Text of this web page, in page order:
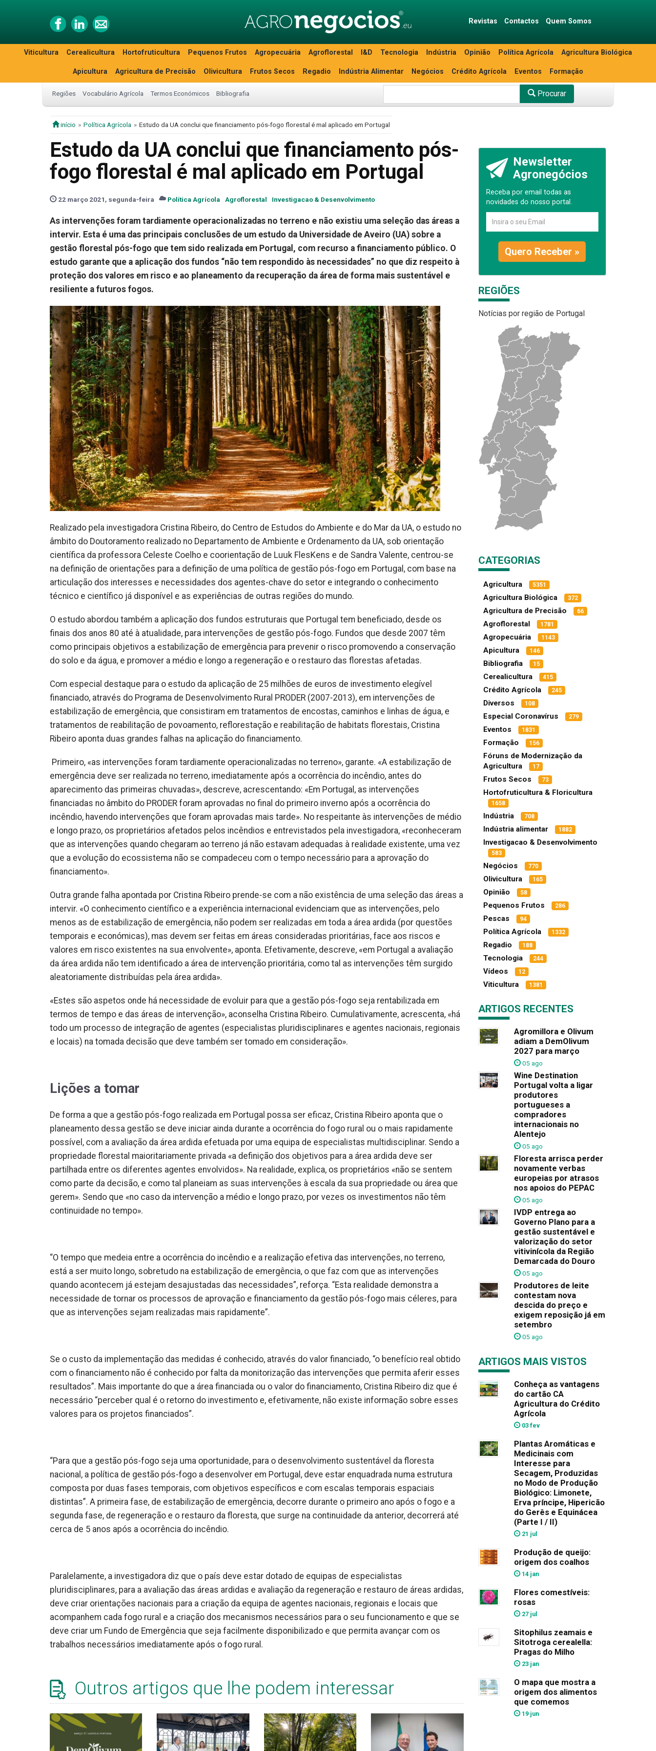
Revistas Contactos Quem Somos
Viticultura Cerealicultura Hortofruticultura Pequenos Frutos Agropecuária Agroflorestal I&D Tecnologia Indústria Opinião Política Agrícola Agricultura Biológica
Apicultura Agricultura de Precisão Olivicultura Frutos Secos Regadio Indústria Alimentar Negócios Crédito Agrícola Eventos Formação
Regiões Vocabulário Agrícola Termos Económicos Bibliografia Procurar
início Política Agrícola Estudo da UA conclui que financiamento pós-fogo florestal é mal aplicado em Portugal
Estudo da UA conclui que financiamento pós-
fogo florestal é mal aplicado em Portugal
22 março 2021, segunda-feira Política Agrícola Agroflorestal Investigacao & Desenvolvimento
As intervenções foram tardiamente operacionalizadas no terreno e não existiu uma seleção das áreas a
intervir. Esta é uma das principais conclusões de um estudo da Universidade de Aveiro (UA) sobre a
gestão florestal pós-fogo que tem sido realizada em Portugal, com recurso a financiamento público. O
estudo garante que a aplicação dos fundos “não tem respondido às necessidades” no que diz respeito à
proteção dos valores em risco e ao planeamento da recuperação da área de forma mais sustentável e
resiliente a futuros fogos.
Realizado pela investigadora Cristina Ribeiro, do Centro de Estudos do Ambiente e do Mar da UA, o estudo no
âmbito do Doutoramento realizado no Departamento de Ambiente e Ordenamento da UA, sob orientação
científica da professora Celeste Coelho e coorientação de Luuk FlesKens e de Sandra Valente, centrou-se
na definição de orientações para a definição de uma política de gestão pós-fogo em Portugal, com base na
articulação dos interesses e necessidades dos agentes-chave do setor e integrando o conhecimento
técnico e científico já disponível e as experiências de outras regiões do mundo.
O estudo abordou também a aplicação dos fundos estruturais que Portugal tem beneficiado, desde os
finais dos anos 80 até à atualidade, para intervenções de gestão pós-fogo. Fundos que desde 2007 têm
como principais objetivos a estabilização de emergência para prevenir o risco promovendo a conservação
do solo e da água, e promover a médio e longo a regeneração e o restauro das florestas afetadas.
Com especial destaque para o estudo da aplicação de 25 milhões de euros de investimento elegível
financiado, através do Programa de Desenvolvimento Rural PRODER (2007-2013), em intervenções de
estabilização de emergência, que consistiram em tratamentos de encostas, caminhos e linhas de água, e
tratamentos de reabilitação de povoamento, reflorestação e reabilitação de habitats florestais, Cristina
Ribeiro aponta duas grandes falhas na aplicação do financiamento.
Primeiro, «as intervenções foram tardiamente operacionalizadas no terreno», garante. «A estabilização de
emergência deve ser realizada no terreno, imediatamente após a ocorrência do incêndio, antes do
aparecimento das primeiras chuvadas», descreve, acrescentando: «Em Portugal, as intervenções
financiadas no âmbito do PRODER foram aprovadas no final do primeiro inverno após a ocorrência do
incêndio, havendo intervenções que foram aprovadas mais tarde». No respeitante às intervenções de médio
e longo prazo, os proprietários afetados pelos incêndios e entrevistados pela investigadora, «reconheceram
que as intervenções quando chegaram ao terreno já não estavam adequadas à realidade existente, uma vez
que a evolução do ecossistema não se compadeceu com o tempo necessário para a aprovação do
financiamento».
Outra grande falha apontada por Cristina Ribeiro prende-se com a não existência de uma seleção das áreas a
intervir. «O conhecimento científico e a experiência internacional evidenciam que as intervenções, pelo
menos as de estabilização de emergência, não podem ser realizadas em toda a área ardida (por questões
temporais e económicas), mas devem ser feitas em áreas consideradas prioritárias, face aos riscos e
valores em risco existentes na sua envolvente», aponta. Efetivamente, descreve, «em Portugal a avaliação
da área ardida não tem identificado a área de intervenção prioritária, como tal as intervenções têm surgido
aleatoriamente distribuídas pela área ardida».
«Estes são aspetos onde há necessidade de evoluir para que a gestão pós-fogo seja rentabilizada em
termos de tempo e das áreas de intervenção», aconselha Cristina Ribeiro. Cumulativamente, acrescenta, «há
todo um processo de integração de agentes (especialistas pluridisciplinares e agentes nacionais, regionais
e locais) na tomada decisão que deve também ser tomado em consideração».
Lições a tomar
De forma a que a gestão pós-fogo realizada em Portugal possa ser eficaz, Cristina Ribeiro aponta que o
planeamento dessa gestão se deve iniciar ainda durante a ocorrência do fogo rural ou o mais rapidamente
possível, com a avaliação da área ardida efetuada por uma equipa de especialistas multidisciplinar. Sendo a
propriedade florestal maioritariamente privada «a definição dos objetivos para a área ardida deve ser
partilhada entre os diferentes agentes envolvidos». Na realidade, explica, os proprietários «não se sentem
como parte da decisão, e como tal planeiam as suas intervenções à escala da sua propriedade ou área que
gerem». Sendo que «no caso da intervenção a médio e longo prazo, por vezes os investimentos não têm
continuidade no tempo».
“O tempo que medeia entre a ocorrência do incêndio e a realização efetiva das intervenções, no terreno,
está a ser muito longo, sobretudo na estabilização de emergência, o que faz com que as intervenções
quando acontecem já estejam desajustadas das necessidades”, reforça. “Esta realidade demonstra a
necessidade de tornar os processos de aprovação e financiamento da gestão pós-fogo mais céleres, para
que as intervenções sejam realizadas mais rapidamente”.
Se o custo da implementação das medidas é conhecido, através do valor financiado, “o benefício real obtido
com o financiamento não é conhecido por falta da monitorização das intervenções que permita aferir esses
resultados”. Mais importante do que a área financiada ou o valor do financiamento, Cristina Ribeiro diz que é
necessário “perceber qual é o retorno do investimento e, efetivamente, não existe informação sobre esses
valores para os projetos financiados”.
“Para que a gestão pós-fogo seja uma oportunidade, para o desenvolvimento sustentável da floresta
nacional, a política de gestão pós-fogo a desenvolver em Portugal, deve estar enquadrada numa estrutura
composta por duas fases temporais, com objetivos específicos e com escalas temporais espaciais
distintas”. A primeira fase, de estabilização de emergência, decorre durante o primeiro ano após o fogo e a
segunda fase, de regeneração e o restauro da floresta, que surge na continuidade da anterior, decorrerá até
cerca de 5 anos após a ocorrência do incêndio.
Paralelamente, a investigadora diz que o país deve estar dotado de equipas de especialistas
pluridisciplinares, para a avaliação das áreas ardidas e avaliação da regeneração e restauro de áreas ardidas,
deve criar orientações nacionais para a criação da equipa de agentes nacionais, regionais e locais que
acompanhem cada fogo rural e a criação dos mecanismos necessários para o seu funcionamento e que se
deve criar um Fundo de Emergência que seja facilmente disponibilizado e que permita avançar com os
trabalhos necessários imediatamente após o fogo rural.
Outros artigos que lhe podem interessar
Newsletter
Agronegócios
Receba por email todas as
novidades do nosso portal.
Quero Receber »
REGIÕES
Notícias por região de Portugal
CATEGORIAS
Agricultura 5351
Agricultura Biológica 372
Agricultura de Precisão 66
Agroflorestal 1781
Agropecuária 1143
Apicultura 146
Bibliografia 15
Cerealicultura 415
Crédito Agrícola 245
Diversos 108
Especial Coronavírus 279
Eventos 1831
Formação 156
Fóruns de Modernização da
Agricultura
17
Frutos Secos 73
Hortofruticultura & Floricultura
1658
Indústria 708
Indústria alimentar 1882
Investigacao & Desenvolvimento
583
Negócios 770
Olivicultura 165
Opinião 58
Pequenos Frutos 286
Pescas 94
Política Agrícola 1332
Regadio 188
Tecnologia 244
Vídeos 12
Viticultura 1381
ARTIGOS RECENTES
Agromillora e Olivum
adiam a DemOlivum
2027 para março
05 ago
Wine Destination
Portugal volta a ligar
produtores
portugueses a
compradores
internacionais no
Alentejo
05 ago
Floresta arrisca perder
novamente verbas
europeias por atrasos
nos apoios do PEPAC
05 ago
IVDP entrega ao
Governo Plano para a
gestão sustentável e
valorização do setor
vitivinícola da Região
Demarcada do Douro
05 ago
Produtores de leite
contestam nova
descida do preço e
exigem reposição já em
setembro
05 ago
ARTIGOS MAIS VISTOS
Conheça as vantagens
do cartão CA
Agricultura do Crédito
Agrícola
03 fev
Plantas Aromáticas e
Medicinais com
Interesse para
Secagem, Produzidas
no Modo de Produção
Biológico: Limonete,
Erva príncipe, Hipericão
do Gerês e Equinácea
(Parte I / II)
21 jul
Produção de queijo:
origem dos coalhos
14 jan
Flores comestíveis:
rosas
27 jul
Sitophilus zeamais e
Sitotroga cerealella:
Pragas do Milho
23 jan
O mapa que mostra a
origem dos alimentos
que comemos
19 jun